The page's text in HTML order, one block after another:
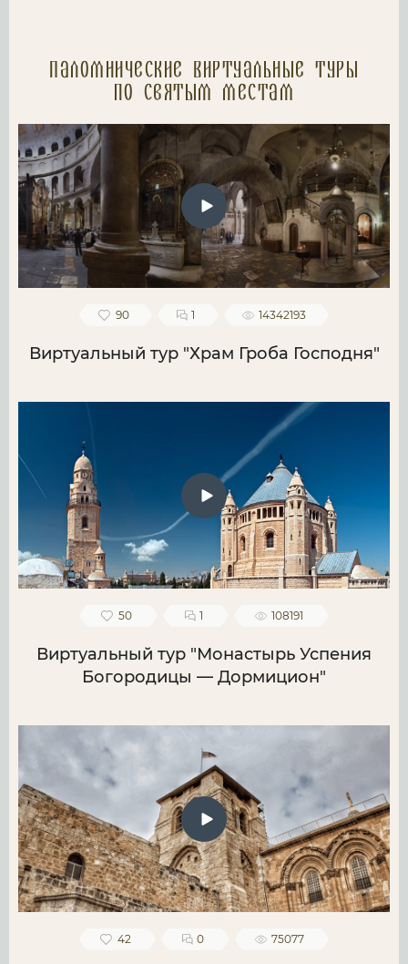
Паломнические Виртуальные туры
по святым местам
90 1 14342193
Виртуальный тур "Храм Гроба Господня"
50 1 108191
Виртуальный тур "Монастырь Успения
Богородицы — Дормицион"
42 0 75077